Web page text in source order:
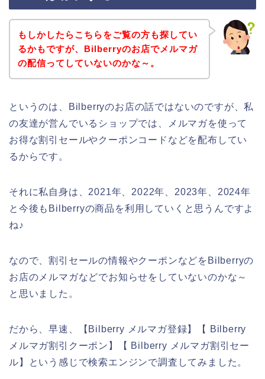
もしかしたらこちらをご覧の方も探してい
るかもですが、Bilberryのお店でメルマガ
の配信ってしていないのかな～。
というのは、Bilberryのお店の話ではないのですが、私
の友達が営んでいるショップでは、メルマガを使って
お得な割引セールやクーポンコードなどを配布してい
るからです。
それに私自身は、2021年、2022年、2023年、2024年
と今後もBilberryの商品を利用していくと思うんですよ
ね♪
なので、割引セールの情報やクーポンなどをBilberryの
お店のメルマガなどでお知らせをしていないのかな～
と思いました。
だから、早速、【Bilberry メルマガ登録】【 Bilberry
メルマガ割引クーポン】【 Bilberry メルマガ割引セー
ル】という感じで検索エンジンで調査してみました。